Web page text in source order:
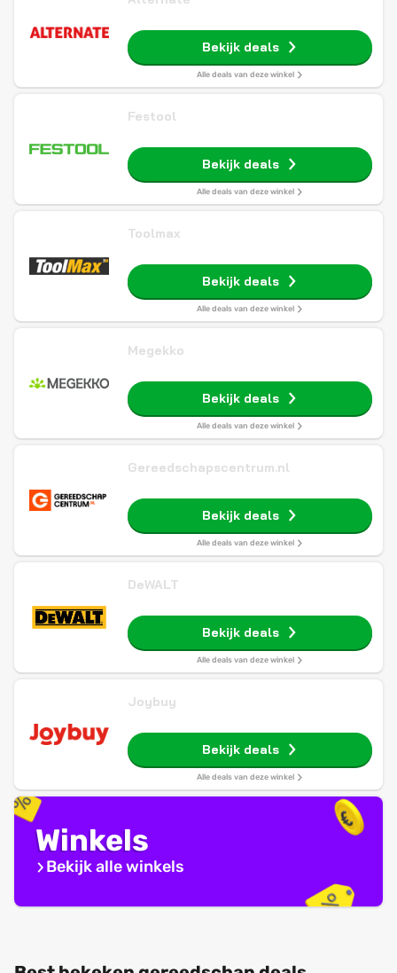
Bekijk deals
Alle deals van deze winkel
Festool
Bekijk deals
Alle deals van deze winkel
Toolmax
Bekijk deals
Alle deals van deze winkel
Megekko
Bekijk deals
Alle deals van deze winkel
Gereedschapscentrum.nl
Bekijk deals
Alle deals van deze winkel
DeWALT
Bekijk deals
Alle deals van deze winkel
Joybuy
Bekijk deals
Alle deals van deze winkel
Winkels
Bekijk alle winkels